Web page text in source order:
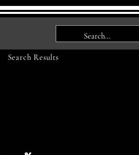
Search Results